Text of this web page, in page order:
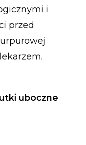
i
przed
uboczne